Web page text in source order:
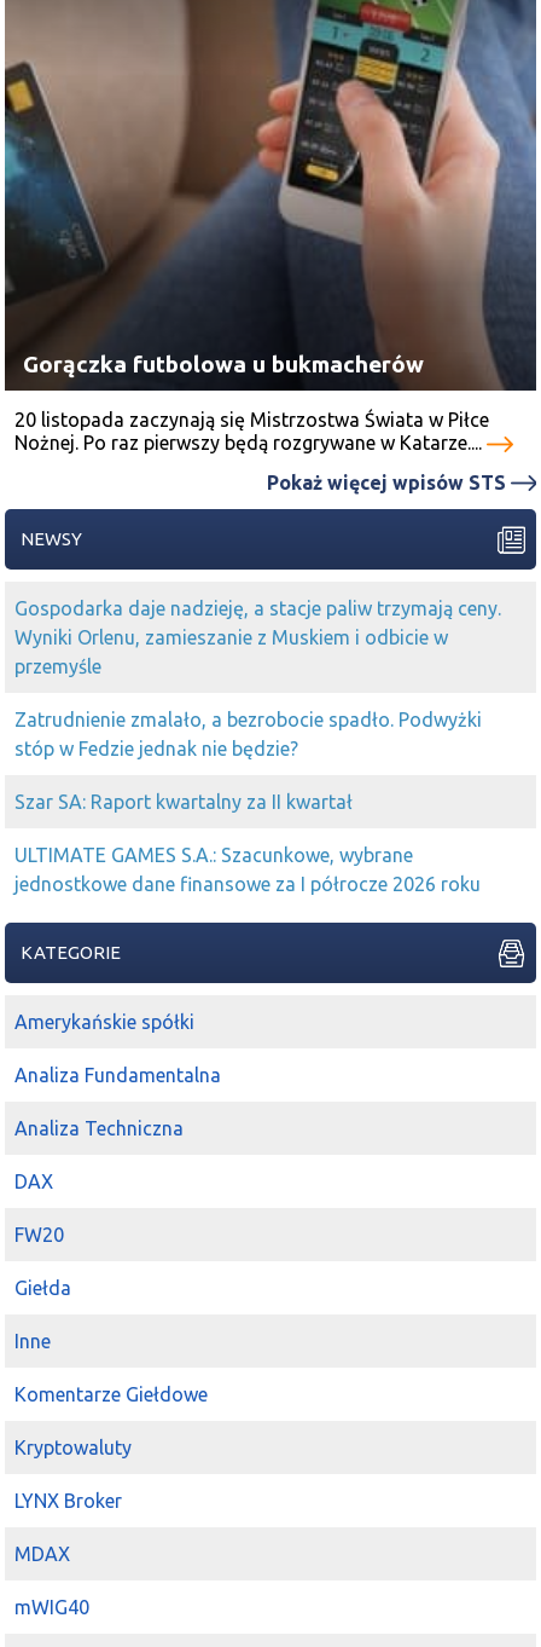
Gorączka futbolowa u bukmacherów
20 listopada zaczynają się Mistrzostwa Świata w Piłce
Nożnej. Po raz pierwszy będą rozgrywane w Katarze....
Pokaż więcej wpisów STS
NEWSY
Gospodarka daje nadzieję, a stacje paliw trzymają ceny.
Wyniki Orlenu, zamieszanie z Muskiem i odbicie w
przemyśle
Zatrudnienie zmalało, a bezrobocie spadło. Podwyżki
stóp w Fedzie jednak nie będzie?
Szar SA: Raport kwartalny za II kwartał
ULTIMATE GAMES S.A.: Szacunkowe, wybrane
jednostkowe dane finansowe za I półrocze 2026 roku
KATEGORIE
Amerykańskie spółki
Analiza Fundamentalna
Analiza Techniczna
DAX
FW20
Giełda
Inne
Komentarze Giełdowe
Kryptowaluty
LYNX Broker
MDAX
mWIG40